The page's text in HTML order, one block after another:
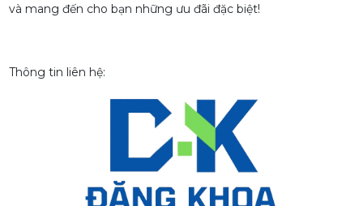
và mang đến cho bạn những ưu đãi đặc biệt!
Thông tin liên hệ: